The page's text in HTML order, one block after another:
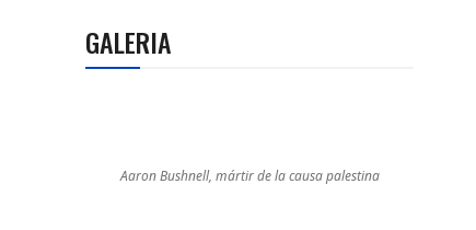
GALERIA
Aaron Bushnell, mártir de la causa palestina